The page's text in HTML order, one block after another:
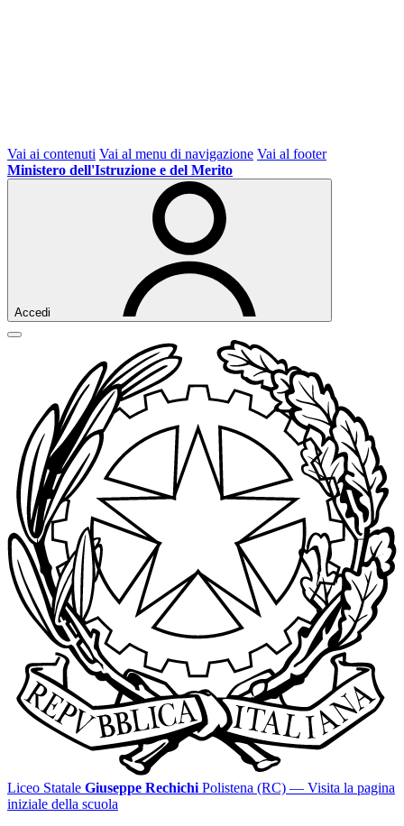
Vai ai contenuti Vai al menu di navigazione Vai al footer
Ministero dell'Istruzione e del Merito
Accedi
Liceo Statale Giuseppe Rechichi Polistena (RC) — Visita la pagina
iniziale della scuola